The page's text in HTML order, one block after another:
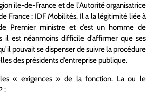
ile-de-France et de l’Autorité organisatrice
France : IDF Mobilités. Il a la légitimité liée à
Premier ministre et c’est un homme de
il est néanmoins difficile d’affirmer que ses
pouvait se dispenser de suivre la procédure
des présidents d’entreprise publique.
les « exigences » de la fonction. La ou le
: